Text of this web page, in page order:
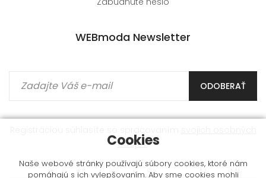
WEBmoda Newsletter
ODOBERAŤ
údajov.
Cookies
Naše webové stránky používajú súbory cookies, ktoré nám
pomáhajú s ich vylepšovaním. Aby sme cookies mohli